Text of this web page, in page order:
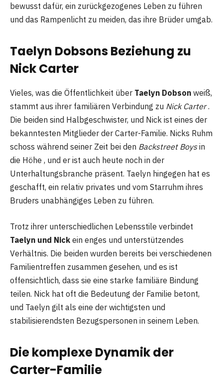
bewusst dafür, ein zurückgezogenes Leben zu führen
und das Rampenlicht zu meiden, das ihre Brüder umgab.
Taelyn Dobsons Beziehung zu
Nick Carter
Vieles, was die Öffentlichkeit über Taelyn Dobson weiß,
stammt aus ihrer familiären Verbindung zu Nick Carter.
Die beiden sind Halbgeschwister, und Nick ist eines der
bekanntesten Mitglieder der Carter-Familie. Nicks Ruhm
schoss während seiner Zeit bei den Backstreet Boysin
die Höhe , und er ist auch heute noch in der
Unterhaltungsbranche präsent. Taelyn hingegen hat es
geschafft, ein relativ privates und vom Starruhm ihres
Bruders unabhängiges Leben zu führen.
Trotz ihrer unterschiedlichen Lebensstile verbindet
Taelyn und Nick ein enges und unterstützendes
Verhältnis. Die beiden wurden bereits bei verschiedenen
Familientreffen zusammen gesehen, und es ist
offensichtlich, dass sie eine starke familiäre Bindung
teilen. Nick hat oft die Bedeutung der Familie betont,
und Taelyn gilt als eine der wichtigsten und
stabilisierendsten Bezugspersonen in seinem Leben.
Die komplexe Dynamik der
Carter-Familie